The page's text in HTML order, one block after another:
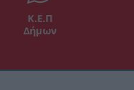
Κ.Ε.Π
Δήμων